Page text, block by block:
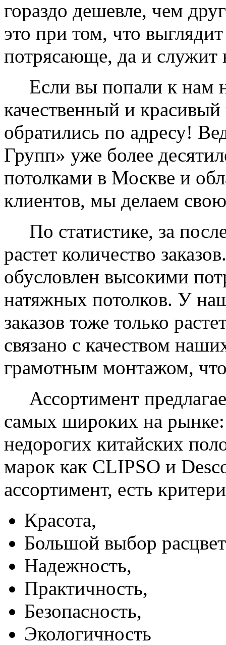
гораздо дешевле, чем
это при том, что
потрясающе, да и служит
Если вы попали к нам
качественный и
обратились по адресу!
Групп» уже более
потолками в Москве и
клиентов, мы делаем
По статистике, за
растет количество
обусловлен высокими
натяжных потолков. У
заказов тоже только
связано с качеством
грамотным монтажом,
Ассортимент
самых широких на
недорогих китайских
марок как CLIPSO и
ассортимент, есть
Красота,
Большой выбор
Надежность,
Практичность,
Безопасность,
Экологичность